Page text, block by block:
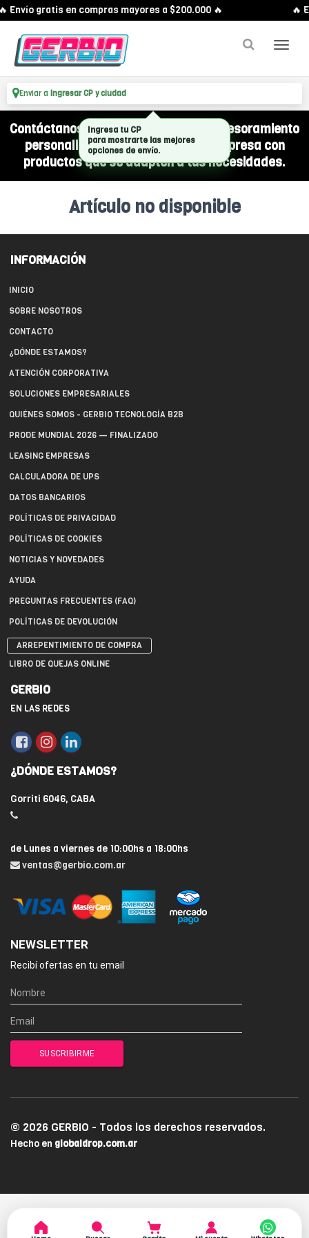
Envío gratis en compras mayores a $200.000 🔥 🔥
Enviar a Ingresar CP y ciudad
Contáctanos por WhatsApp y recibí asesoramiento
personalizado para equipar a tu empresa con
productos que se adapten a tus necesidades.
Artículo no disponible
INFORMACIÓN
INICIO
SOBRE NOSOTROS
CONTACTO
¿DÓNDE ESTAMOS?
ATENCIÓN CORPORATIVA
SOLUCIONES EMPRESARIALES
QUIÉNES SOMOS - GERBIO TECNOLOGÍA B2B
PRODE MUNDIAL 2026 — FINALIZADO
LEASING EMPRESAS
CALCULADORA DE UPS
DATOS BANCARIOS
POLÍTICAS DE PRIVACIDAD
POLÍTICAS DE COOKIES
NOTICIAS Y NOVEDADES
AYUDA
PREGUNTAS FRECUENTES (FAQ)
POLÍTICAS DE DEVOLUCIÓN
ARREPENTIMIENTO DE COMPRA
LIBRO DE QUEJAS ONLINE
GERBIO
EN LAS REDES
¿DÓNDE ESTAMOS?
Gorriti 6046, CABA
de Lunes a viernes de 10:00hs a 18:00hs
ventas@gerbio.com.ar
NEWSLETTER
Recibí ofertas en tu email
© 2026 GERBIO - Todos los derechos reservados.
Hecho en globaldrop.com.ar
Ingresa tu CP
para mostrarte las mejores
opciones de envío.